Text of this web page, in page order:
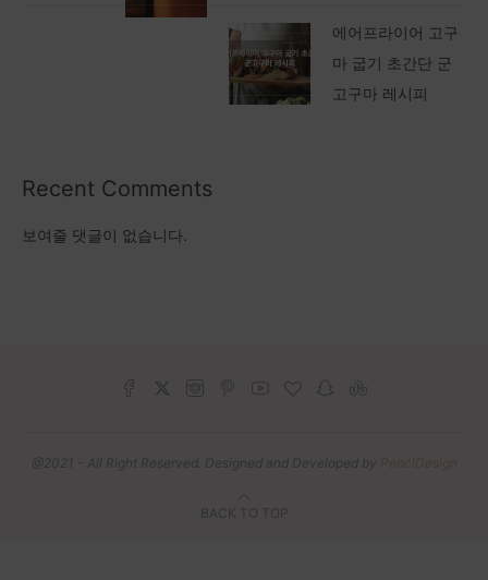
에어프라이어 고구
마 굽기 초간단 군
고구마 레시피
Recent Comments
보여줄 댓글이 없습니다.
@2021 - All Right Reserved. Designed and Developed by
BACK TO TOP